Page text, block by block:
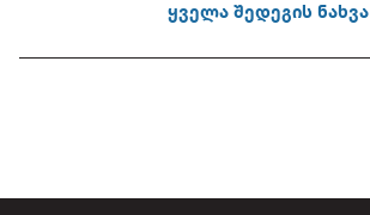
ყველა შედეგის ნახვა